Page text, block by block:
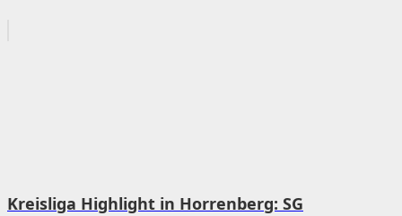
Kreisliga Highlight in Horrenberg: SG